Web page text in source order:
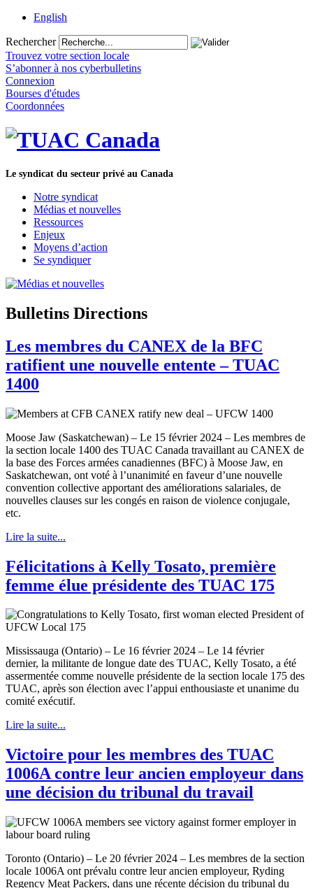
English
Rechercher
Trouvez votre section locale
S’abonner à nos cyberbulletins
Connexion
Bourses d'études
Coordonnées
Le syndicat du secteur privé au Canada
Notre syndicat
Médias et nouvelles
Ressources
Enjeux
Moyens d’action
Se syndiquer
Bulletins Directions
Les membres du CANEX de la BFC
ratifient une nouvelle entente – TUAC
1400
Moose Jaw (Saskatchewan) – Le 15 février 2024 – Les membres de
la section locale 1400 des TUAC Canada travaillant au CANEX de
la base des Forces armées canadiennes (BFC) à Moose Jaw, en
Saskatchewan, ont voté à l’unanimité en faveur d’une nouvelle
convention collective apportant des améliorations salariales, de
nouvelles clauses sur les congés en raison de violence conjugale,
etc.
Lire la suite...
Félicitations à Kelly Tosato, première
femme élue présidente des TUAC 175
Mississauga (Ontario) – Le 16 février 2024 – Le 14 février
dernier, la militante de longue date des TUAC, Kelly Tosato, a été
assermentée comme nouvelle présidente de la section locale 175 des
TUAC, après son élection avec l’appui enthousiaste et unanime du
comité exécutif.
Lire la suite...
Victoire pour les membres des TUAC
1006A contre leur ancien employeur dans
une décision du tribunal du travail
Toronto (Ontario) – Le 20 février 2024 – Les membres de la section
locale 1006A ont prévalu contre leur ancien employeur, Ryding
Regency Meat Packers, dans une récente décision du tribunal du